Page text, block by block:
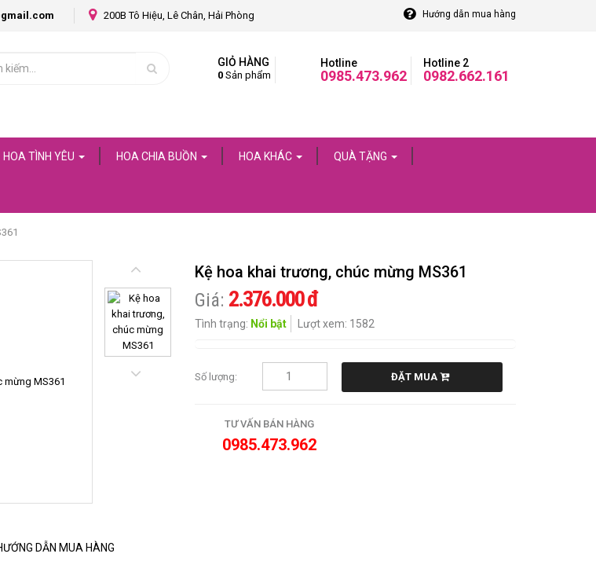
200B Tô Hiệu, Lê Chân, Hải Phòng Hướng dẫn mua hàng
Hotline 2
0982.662.161
Hotline
0985.473.962
GIỎ HÀNG
0 Sản phẩm
HOA TÌNH YÊU HOA CHIA BUỒN HOA KHÁC QUÀ TẶNG
Kệ hoa khai trương, chúc mừng MS361
Giá: 2.376.000 đ
Tình trạng: Nổi bật Lượt xem: 1582
Số lượng: ĐẶT MUA
TƯ VẤN BÁN HÀNG
0985.473.962
DẪN MUA HÀNG